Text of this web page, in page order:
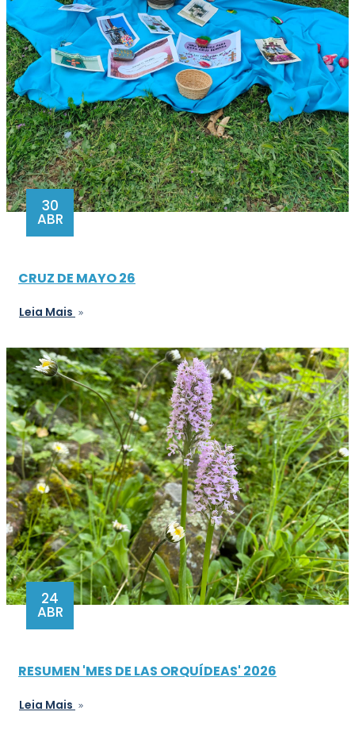
30
ABR
CRUZ DE MAYO 26
Leia Mais
24
ABR
RESUMEN 'MES DE LAS ORQUÍDEAS' 2026
Leia Mais